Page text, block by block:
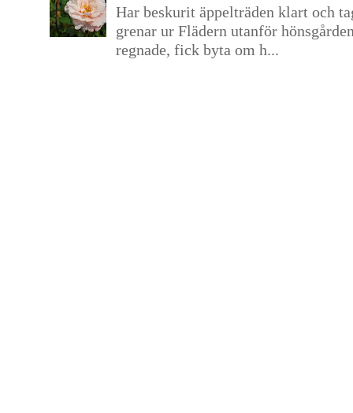
Har beskurit äppelträden klart och
grenar ur Flädern utanför
regnade, fick byta om h...